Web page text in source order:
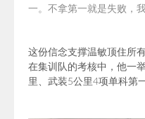
一。 不拿第一就是失败，
这份信念支撑温敏顶住所
在集训队的考核中，他一
里、武装5公里4项单科第一